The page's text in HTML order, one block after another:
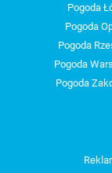
Pogoda
Pogoda
Pogoda
Pogoda
Pogoda